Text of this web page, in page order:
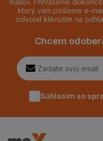
ktorý vám pošleme e-
odvolať kliknutím na
Chcem
Súhlasím so